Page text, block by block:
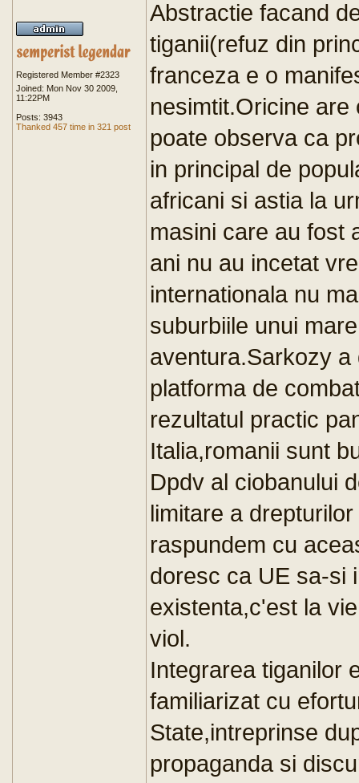
Registered Member #2323
Joined: Mon Nov 30 2009,
11:22PM
Posts: 3943
Thanked 457 time in 321 post
Abstractie facand
tiganii(refuz din
franceza e o
nesimtit.Oricine
poate observa ca
in principal de
africani si astia la
masini care au fost
ani nu au incetat
internationala nu
suburbiile unui
aventura.Sarkozy
platforma de
rezultatul practic
Italia,romanii sunt
Dpdv al ciobanului
limitare a
raspundem cu
doresc ca UE sa-si
existenta,c'est la
viol.
Integrarea tiganilor
familiarizat cu
State,intreprinse
propaganda si